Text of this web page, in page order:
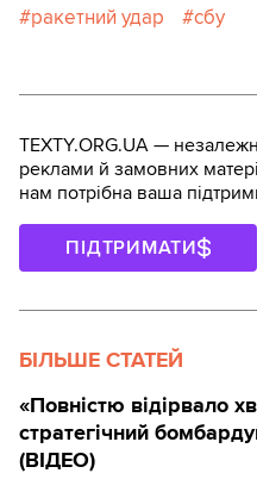
ракетний удар
сбу
TEXTY.ORG.UA —
реклами й замовних
нам потрібна ваша
ПІДТРИМАТИ
БІЛЬШЕ СТАТЕЙ
«Повністю відірвало
стратегічний
(ВІДЕО)